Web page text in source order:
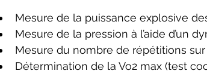
Mesure de la puissance explosive
Mesure de la pression à l’aide d’un
Mesure du nombre de répétitions
Détermination de la Vo2 max (test